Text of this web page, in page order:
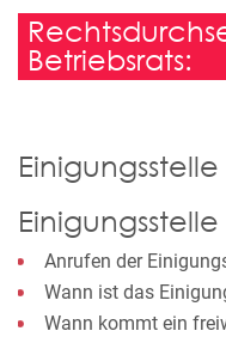
Betriebsrats:
Einigungsstelle
Anrufen der
Wann ist das
Wann kommt ein